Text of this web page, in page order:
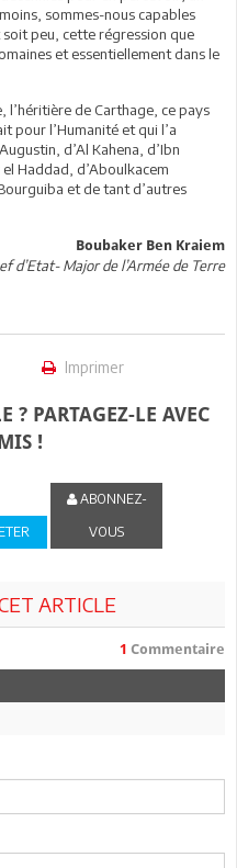
sommes-nous capables
peu, cette régression que
et essentiellement dans le
l’héritière de Carthage, ce pays
pour l’Humanité et qui l’a
d’Al Kahena, d’Ibn
Haddad, d’Aboulkacem
et de tant d’autres
Boubaker Ben Kraiem
d’Etat- Major de l’Armée de Terre
Imprimer
? PARTAGEZ-LE AVEC
!
ABONNEZ-
VOUS
ARTICLE
1 Commentaire